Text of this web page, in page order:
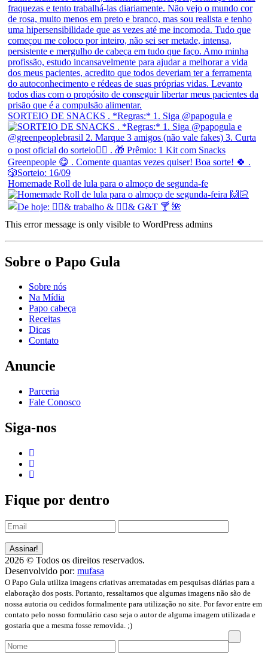
SORTEIO DE SNACKS . *Regras:* 1. Siga @papogula e
Homemade Roll de lula para o almoço de segunda-fe
This error message is only visible to WordPress admins
Sobre o Papo Gula
Sobre nós
Na Mídia
Papo cabeça
Receitas
Dicas
Contato
Anuncie
Parceria
Fale Conosco
Siga-nos
Fique por dentro
2026 © Todos os direitos reservados.
Desenvolvido por: mufasa
O Papo Gula utiliza imagens criativas arrematadas em pesquisas diárias para a
elaboração dos posts. Portanto, ressaltamos que algumas imagens não são de
nossa autoria ou cedidos formalmente para utilização no site. Por favor entre em
contato pelo nosso formulário caso seja o autor de alguma imagem utilizada e
gostaria que a mesma fosse removida. ;)